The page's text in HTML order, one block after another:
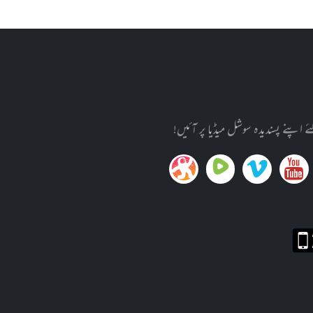
پسندیدہ سوشل میڈیا پر آئیں!